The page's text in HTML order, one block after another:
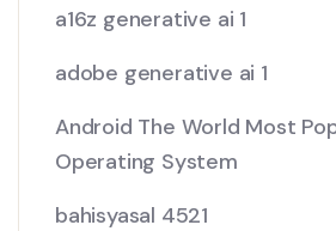
a16z generative ai 1
adobe generative ai 1
Android The World Most
Operating System
bahisyasal 4521